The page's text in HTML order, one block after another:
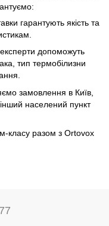
гарантують якість та
допоможуть
тип термобілизни
замовлення в Київ,
населений пункт
класу разом з Ortovox